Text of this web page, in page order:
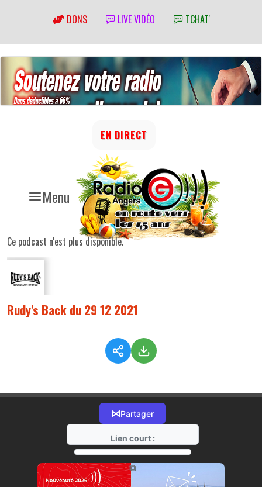
DONS LIVE VIDÉO TCHAT'
Menu
EN DIRECT
Ce podcast n'est plus disponible.
Rudy's Back du 29 12 2021
⋈Partager
Lien court :
https://radio-g.fr?7228
⧉